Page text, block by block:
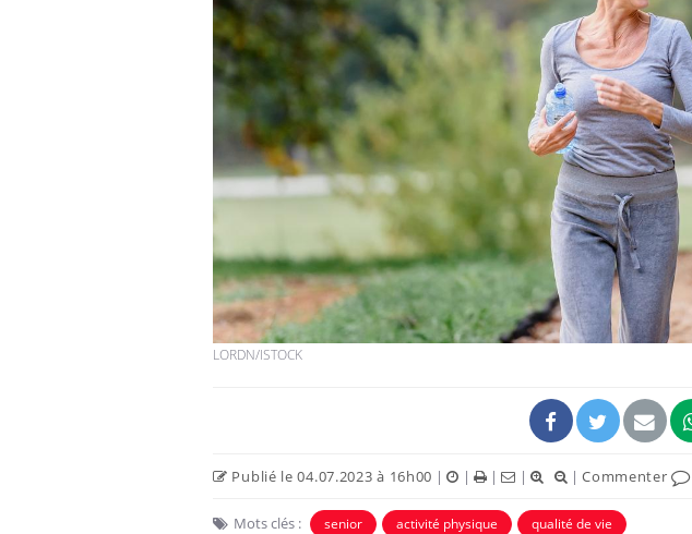
LORDN/ISTOCK
Publié le 04.07.2023 à 16h00 | | | | |Commenter
Mots clés : senior activité physique qualité de vie